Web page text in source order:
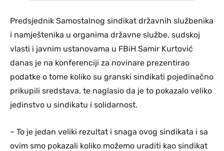
Predsjednik Samostalnog sindikat državnih službenika
i namještenika u organima državne službe, sudskoj
vlasti i javnim ustanovama u FBiH Samir Kurtović
danas je na konferenciji za novinare prezentirao
podatke o tome koliko su granski sindikati pojedinačno
prikupili sredstava, te naglasio da je to pokazalo veliko
jedinstvo u sindikatu i solidarnost.
– To je jedan veliki rezultat i snaga ovog sindikata i sa
ovim smo pokazali koliko možemo uraditi kao sindikat